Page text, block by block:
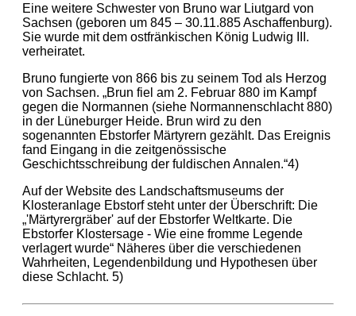
Eine weitere Schwester von Bruno war Liutgard von
Sachsen (geboren um 845 – 30.11.885 Aschaffenburg).
Sie wurde mit dem ostfränkischen König Ludwig III.
verheiratet.
Bruno fungierte von 866 bis zu seinem Tod als Herzog
von Sachsen. „Brun fiel am 2. Februar 880 im Kampf
gegen die Normannen (siehe Normannenschlacht 880)
in der Lüneburger Heide. Brun wird zu den
sogenannten Ebstorfer Märtyrern gezählt. Das Ereignis
fand Eingang in die zeitgenössische
Geschichtsschreibung der fuldischen Annalen.“4)
Auf der Website des Landschaftsmuseums der
Klosteranlage Ebstorf steht unter der Überschrift: Die
„'Märtyrergräber' auf der Ebstorfer Weltkarte. Die
Ebstorfer Klostersage - Wie eine fromme Legende
verlagert wurde“ Näheres über die verschiedenen
Wahrheiten, Legendenbildung und Hypothesen über
diese Schlacht. 5)